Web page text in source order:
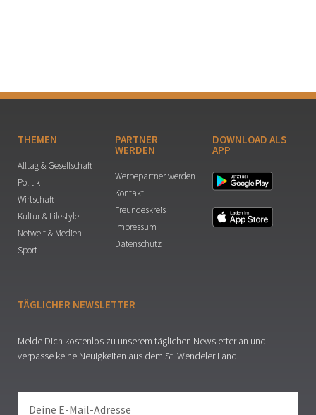
THEMEN
Alltag & Gesellschaft
Politik
Wirtschaft
Kultur & Lifestyle
Netwelt & Medien
Sport
PARTNER
WERDEN
Werbepartner werden
Kontakt
Freundeskreis
Impressum
Datenschutz
DOWNLOAD ALS
APP
TÄGLICHER NEWSLETTER
Melde Dich kostenlos zu unserem täglichen Newsletter an und
verpasse keine Neuigkeiten aus dem St. Wendeler Land.